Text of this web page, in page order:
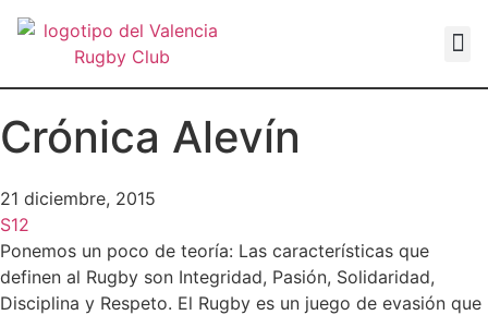
Crónica Alevín
21 diciembre, 2015
S12
Ponemos un poco de teoría: Las características que
definen al Rugby son Integridad, Pasión, Solidaridad,
Disciplina y Respeto. El Rugby es un juego de evasión que